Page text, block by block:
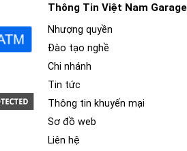
Thông Tin Việt Nam Garage
Nhượng quyền
Đào tạo nghề
Chi nhánh
Tin tức
Thông tin khuyến mại
Sơ đồ web
Liên hệ